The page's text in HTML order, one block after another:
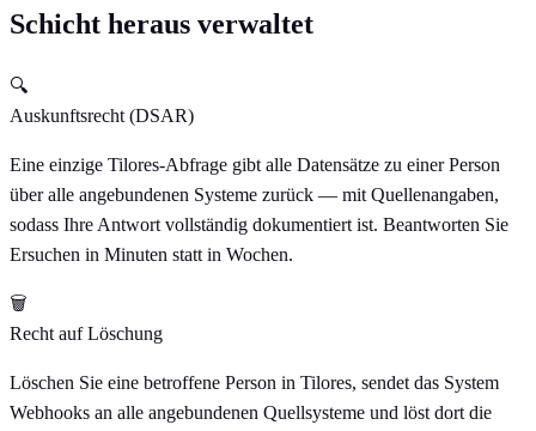
Schicht heraus verwaltet
🔍
Auskunftsrecht (DSAR)
Eine einzige Tilores-Abfrage gibt alle Datensätze zu einer Person
über alle angebundenen Systeme zurück — mit Quellenangaben,
sodass Ihre Antwort vollständig dokumentiert ist. Beantworten Sie
Ersuchen in Minuten statt in Wochen.
🗑
Recht auf Löschung
Löschen Sie eine betroffene Person in Tilores, sendet das System
Webhooks an alle angebundenen Quellsysteme und löst dort die